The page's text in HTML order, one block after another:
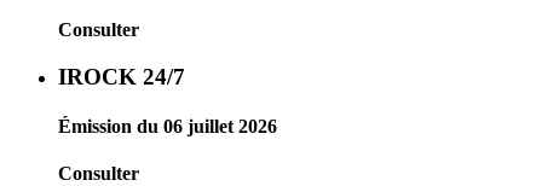
Consulter
IROCK 24/7
Émission du 06 juillet 2026
Consulter